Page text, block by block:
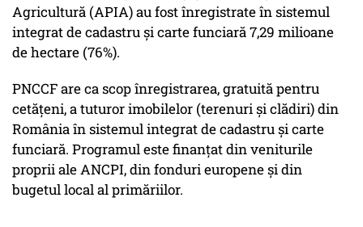
Agricultură (APIA) au fost înregistrate în sistemul
integrat de cadastru și carte funciară 7,29 milioane
de hectare (76%).
PNCCF are ca scop înregistrarea, gratuită pentru
cetățeni, a tuturor imobilelor (terenuri și clădiri) din
România în sistemul integrat de cadastru și carte
funciară. Programul este finanțat din veniturile
proprii ale ANCPI, din fonduri europene și din
bugetul local al primăriilor.